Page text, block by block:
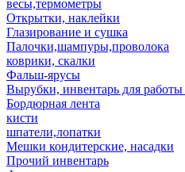
весы,термометры
Открытки, наклейки
Глазирование и сушка
Палочки,шампуры,проволока
коврики, скалки
Фальш-ярусы
Вырубки, инвентарь для
Бордюрная лента
кисти
шпатели,лопатки
Мешки кондитерские, насадки
Прочий инвентарь